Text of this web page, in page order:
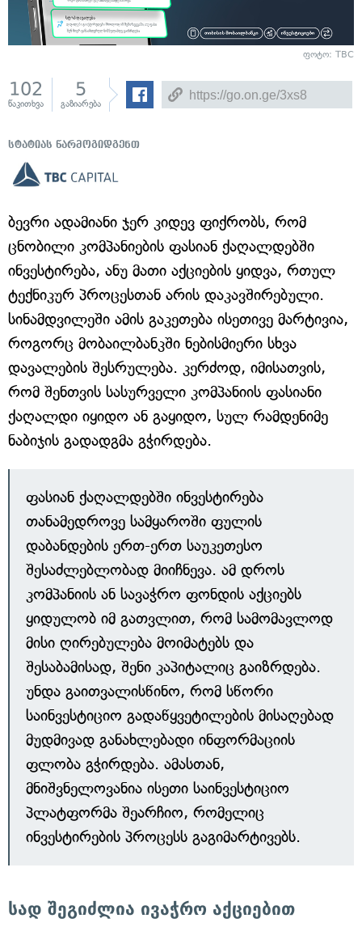
ფოტო: TBC
102
წაკითხვა
5
გაზიარება
სტატიას წარმოგიდგენთ
ბევრი ადამიანი ჯერ კიდევ ფიქრობს, რომ
ცნობილი კომპანიების ფასიან ქაღალდებში
ინვესტირება, ანუ მათი აქციების ყიდვა, რთულ
ტექნიკურ პროცესთან არის დაკავშირებული.
სინამდვილეში ამის გაკეთება ისეთივე მარტივია,
როგორც მობაილბანკში ნებისმიერი სხვა
დავალების შესრულება. კერძოდ, იმისათვის,
რომ შენთვის სასურველი კომპანიის ფასიანი
ქაღალდი იყიდო ან გაყიდო, სულ რამდენიმე
ნაბიჯის გადადგმა გჭირდება.
ფასიან ქაღალდებში ინვესტირება
თანამედროვე სამყაროში ფულის
დაბანდების ერთ-ერთ საუკეთესო
შესაძლებლობად მიიჩნევა. ამ დროს
კომპანიის ან სავაჭრო ფონდის აქციებს
ყიდულობ იმ გათვლით, რომ სამომავლოდ
მისი ღირებულება მოიმატებს და
შესაბამისად, შენი კაპიტალიც გაიზრდება.
უნდა გაითვალისწინო, რომ სწორი
საინვესტიციო გადაწყვეტილების მისაღებად
მუდმივად განახლებადი ინფორმაციის
ფლობა გჭირდება. ამასთან,
მნიშვნელოვანია ისეთი საინვესტიციო
პლატფორმა შეარჩიო, რომელიც
ინვესტირების პროცესს გაგიმარტივებს.
სად შეგიძლია ივაჭრო აქციებით